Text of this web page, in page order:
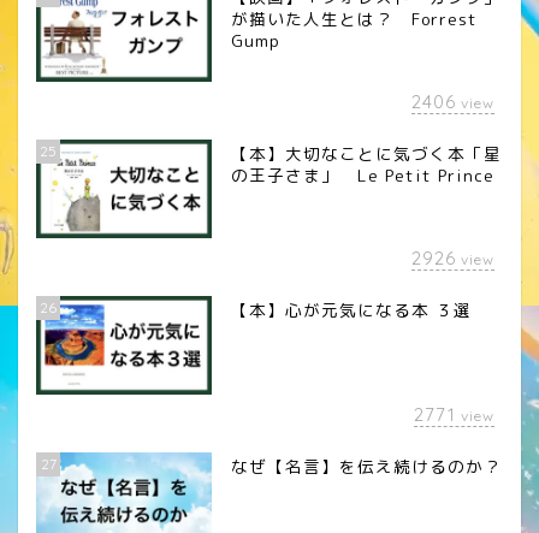
が描いた人生とは？ Forrest
Gump
2406 view
25
【本】大切なことに気づく本「星
の王子さま」 Le Petit Prince
2926 view
26 【本】心が元気になる本 ３選
2771 view
27 なぜ【名言】を伝え続けるのか？